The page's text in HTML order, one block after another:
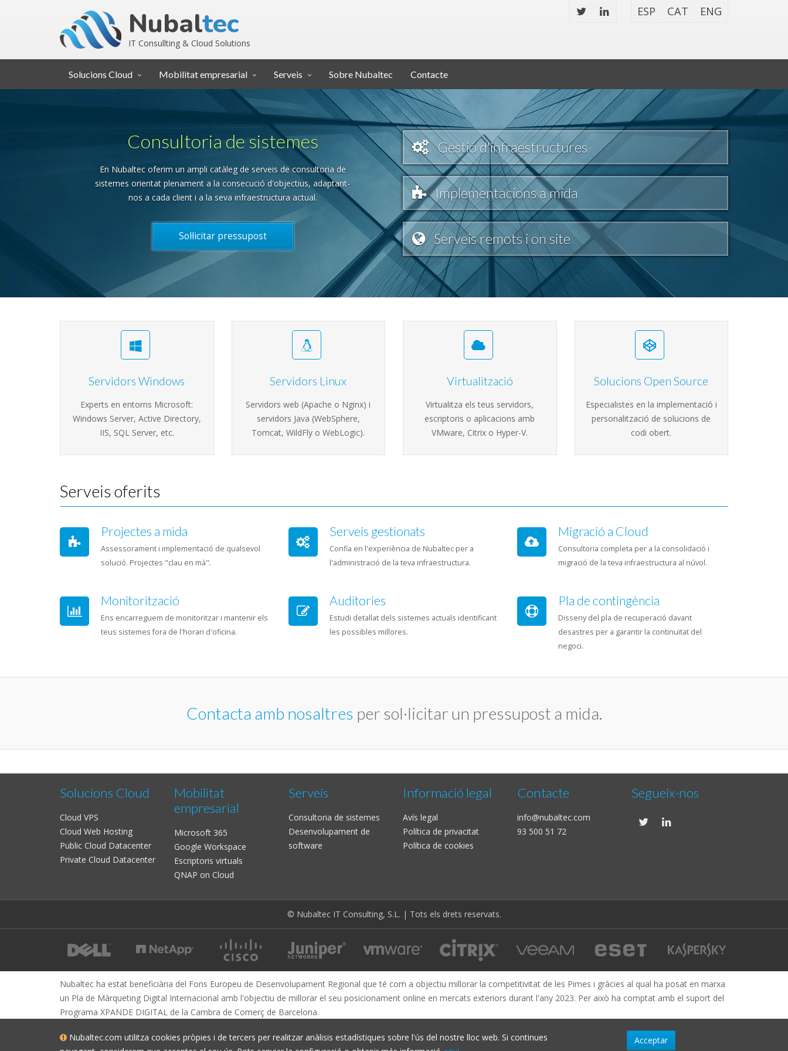
Nubaltec
IT Consullting & Cloud Solutions
ESP CAT ENG
Solucions Cloud Mobilitat empresarial Serveis Sobre Nubaltec Contacte
Consultoria de sistemes
En Nubaltec oferim un ampli catàleg de serveis de consultoria de
sistemes orientat plenament a la consecució d'objectius, adaptant-
nos a cada client i a la seva infraestructura actual.
Sol·licitar pressupost
Gestió d'infraestructures
Implementacions a mida
Serveis remots i on site
Servidors Windows
Experts en entorns Microsoft:
Windows Server, Active Directory,
IIS, SQL Server, etc.
Servidors Linux
Servidors web (Apache o Nginx) i
servidors Java (WebSphere,
Tomcat, WildFly o WebLogic).
Virtualització
Virtualitza els teus servidors,
escriptoris o aplicacions amb
VMware, Citrix o Hyper-V.
Solucions Open Source
Especialistes en la implementació i
personalització de solucions de
codi obert.
Serveis oferits
Projectes a mida
Assessorament i implementació de qualsevol
solució. Projectes "clau en mà".
Serveis gestionats
Confia en l'experiència de Nubaltec per a
l'administració de la teva infraestructura.
Migració a Cloud
Consultoria completa per a la consolidació i
migració de la teva infraestructura al núvol.
Monitorització
Ens encarreguem de monitoritzar i mantenir els
teus sistemes fora de l'horari d'oficina.
Auditories
Estudi detallat dels sistemes actuals identificant
les possibles millores.
Pla de contingència
Disseny del pla de recuperació davant
desastres per a garantir la continuïtat del
negoci.
Contacta amb nosaltres per sol·licitar un pressupost a mida.
Solucions Cloud
Cloud VPS
Cloud Web Hosting
Public Cloud Datacenter
Private Cloud Datacenter
Mobilitat
empresarial
Microsoft 365
Google Workspace
Escriptoris virtuals
QNAP on Cloud
Serveis
Consultoria de sistemes
Desenvolupament de
software
Informació legal
Avís legal
Política de privacitat
Política de cookies
Contacte
info@nubaltec.com
93 500 51 72
Segueix-nos
© Nubaltec IT Consulting, S.L. | Tots els drets reservats.
Nubaltec ha estat beneficiària del Fons Europeu de Desenvolupament Regional que té com a objectiu millorar la competitivitat de les Pimes i gràcies al qual ha posat en marxa
un Pla de Màrqueting Digital Internacional amb l'objectiu de millorar el seu posicionament online en mercats exteriors durant l'any 2023. Per això ha comptat amb el suport del
Programa XPANDE DIGITAL de la Cambra de Comerç de Barcelona.
Nubaltec.com utilitza cookies pròpies i de tercers per realitzar anàlisis estadístiques sobre l'ús del nostre lloc web. Si continues
Acceptar